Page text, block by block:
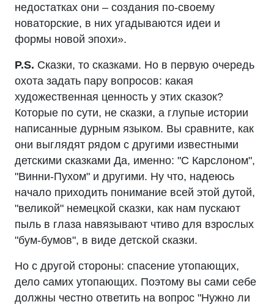
недостатках они – создания по-своему
новаторские, в них угадываются идеи и
формы новой эпохи».
P.S. Сказки, то сказками. Но в первую очередь
охота задать пару вопросов: какая
художественная ценность у этих сказок?
Которые по сути, не сказки, а глупые истории
написанные дурным языком. Вы сравните, как
они выглядят рядом с другими известными
детскими сказками Да, именно: "С Карслоном",
"Винни-Пухом" и другими. Ну что, надеюсь
начало приходить понимание всей этой дутой,
"великой" немецкой сказки, как нам пускают
пыль в глаза навязывают чтиво для взрослых
"бум-бумов", в виде детской сказки.
Но с другой стороны: спасение утопающих,
дело самих утопающих. Поэтому вы сами себе
должны честно ответить на вопрос "Нужно ли